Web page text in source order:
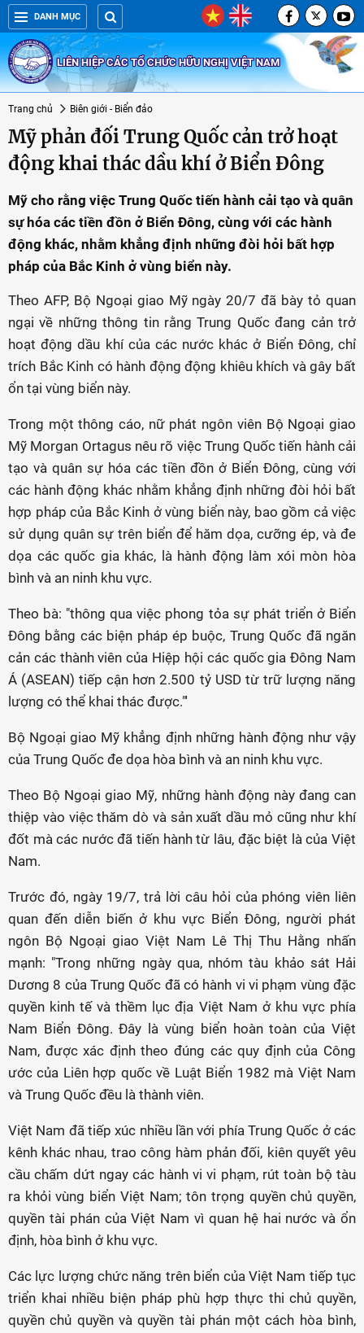
DANH MỤC
LIÊN HIỆP CÁC TỔ CHỨC HỮU NGHỊ VIỆT NAM
Trang chủ Biên giới - Biển đảo
Mỹ phản đối Trung Quốc cản trở hoạt
động khai thác dầu khí ở Biển Đông
Mỹ cho rằng việc Trung Quốc tiến hành cải tạo và quân
sự hóa các tiền đồn ở Biển Đông, cùng với các hành
động khác, nhằm khẳng định những đòi hỏi bất hợp
pháp của Bắc Kinh ở vùng biển này.
Theo AFP, Bộ Ngoại giao Mỹ ngày 20/7 đã bày tỏ quan
ngại về những thông tin rằng Trung Quốc đang cản trở
hoạt động dầu khí của các nước khác ở Biển Đông, chỉ
trích Bắc Kinh có hành động động khiêu khích và gây bất
ổn tại vùng biển này.
Trong một thông cáo, nữ phát ngôn viên Bộ Ngoại giao
Mỹ Morgan Ortagus nêu rõ việc Trung Quốc tiến hành cải
tạo và quân sự hóa các tiền đồn ở Biển Đông, cùng với
các hành động khác nhằm khẳng định những đòi hỏi bất
hợp pháp của Bắc Kinh ở vùng biển này, bao gồm cả việc
sử dụng quân sự trên biển để hăm dọa, cưỡng ép, và đe
dọa các quốc gia khác, là hành động làm xói mòn hòa
bình và an ninh khu vực.
Theo bà: "thông qua việc phong tỏa sự phát triển ở Biển
Đông bằng các biện pháp ép buộc, Trung Quốc đã ngăn
cản các thành viên của Hiệp hội các quốc gia Đông Nam
Á (ASEAN) tiếp cận hơn 2.500 tỷ USD từ trữ lượng năng
lượng có thể khai thác được."'
Bộ Ngoại giao Mỹ khẳng định những hành động như vậy
của Trung Quốc đe dọa hòa bình và an ninh khu vực.
Theo Bộ Ngoại giao Mỹ, những hành động này đang can
thiệp vào việc thăm dò và sản xuất dầu mỏ cũng như khí
đốt mà các nước đã tiến hành từ lâu, đặc biệt là của Việt
Nam.
Trước đó, ngày 19/7, trả lời câu hỏi của phóng viên liên
quan đến diễn biến ở khu vực Biển Đông, người phát
ngôn Bộ Ngoại giao Việt Nam Lê Thị Thu Hằng nhấn
mạnh: "Trong những ngày qua, nhóm tàu khảo sát Hải
Dương 8 của Trung Quốc đã có hành vi vi phạm vùng đặc
quyền kinh tế và thềm lục địa Việt Nam ở khu vực phía
Nam Biển Đông. Đây là vùng biển hoàn toàn của Việt
Nam, được xác định theo đúng các quy định của Công
ước của Liên hợp quốc về Luật Biển 1982 mà Việt Nam
và Trung Quốc đều là thành viên.
Việt Nam đã tiếp xúc nhiều lần với phía Trung Quốc ở các
kênh khác nhau, trao công hàm phản đối, kiên quyết yêu
cầu chấm dứt ngay các hành vi vi phạm, rút toàn bộ tàu
ra khỏi vùng biển Việt Nam; tôn trọng quyền chủ quyền,
quyền tài phán của Việt Nam vì quan hệ hai nước và ổn
định, hòa bình ở khu vực.
Các lực lượng chức năng trên biển của Việt Nam tiếp tục
triển khai nhiều biện pháp phù hợp thực thi chủ quyền,
quyền chủ quyền và quyền tài phán một cách hòa bình,